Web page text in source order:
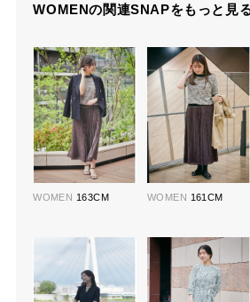
WOMENの関連SNAPをもっと見
WOMEN 163CM WOMEN 161CM